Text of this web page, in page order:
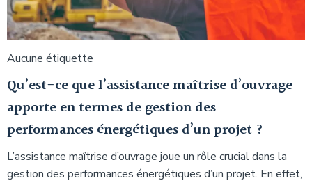
Aucune étiquette
Qu’est-ce que l’assistance maîtrise d’ouvrage
apporte en termes de gestion des
performances énergétiques d’un projet ?
L’assistance maîtrise d’ouvrage joue un rôle crucial dans la
gestion des performances énergétiques d’un projet. En effet,